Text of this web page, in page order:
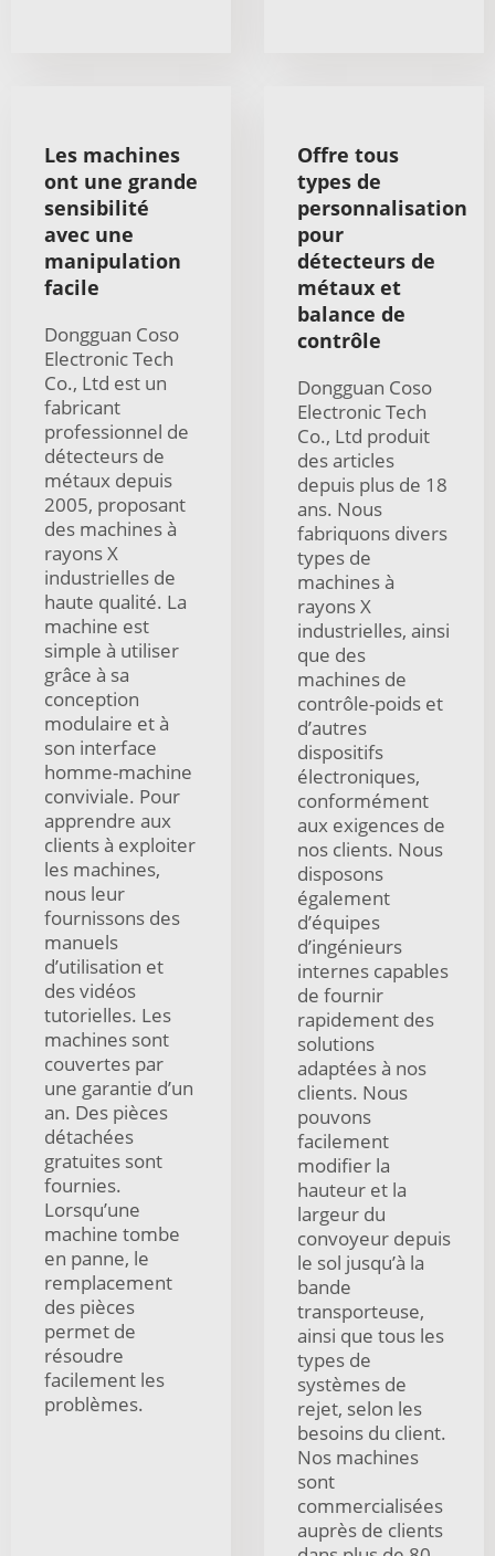
Les machines
ont une grande
sensibilité
avec une
manipulation
facile
Dongguan Coso
Electronic Tech
Co., Ltd est un
fabricant
professionnel de
détecteurs de
métaux depuis
2005, proposant
des machines à
rayons X
industrielles de
haute qualité. La
machine est
simple à utiliser
grâce à sa
conception
modulaire et à
son interface
homme-machine
conviviale. Pour
apprendre aux
clients à exploiter
les machines,
nous leur
fournissons des
manuels
d’utilisation et
des vidéos
tutorielles. Les
machines sont
couvertes par
une garantie d’un
an. Des pièces
détachées
gratuites sont
fournies.
Lorsqu’une
machine tombe
en panne, le
remplacement
des pièces
permet de
résoudre
facilement les
problèmes.
Offre tous
types de
personnalisation
pour
détecteurs de
métaux et
balance de
contrôle
Dongguan Coso
Electronic Tech
Co., Ltd produit
des articles
depuis plus de 18
ans. Nous
fabriquons divers
types de
machines à
rayons X
industrielles, ainsi
que des
machines de
contrôle-poids et
d’autres
dispositifs
électroniques,
conformément
aux exigences de
nos clients. Nous
disposons
également
d’équipes
d’ingénieurs
internes capables
de fournir
rapidement des
solutions
adaptées à nos
clients. Nous
pouvons
facilement
modifier la
hauteur et la
largeur du
convoyeur depuis
le sol jusqu’à la
bande
transporteuse,
ainsi que tous les
types de
systèmes de
rejet, selon les
besoins du client.
Nos machines
sont
commercialisées
auprès de clients